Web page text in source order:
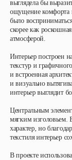
выглядела бы
ощущение комфорта
было
скорее как
атмосферой.
Интерьер построен
текстур и
и встроенная
и визуально
интерьер выглядит
Центральным
мягким изголовьем.
характер, но
текстиля интерьер
В проекте